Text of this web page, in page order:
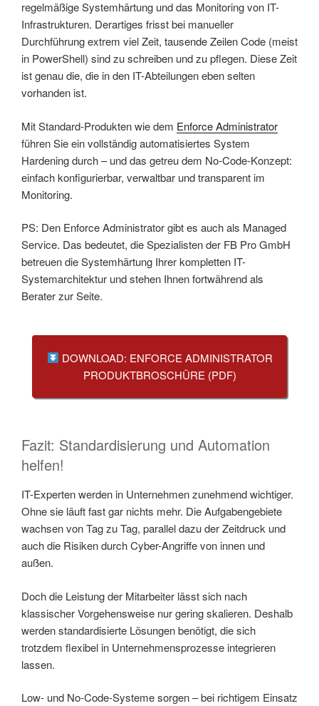
regelmäßige Systemhärtung und das Monitoring von IT-
Infrastrukturen. Derartiges frisst bei manueller
Durchführung extrem viel Zeit, tausende Zeilen Code (meist
in PowerShell) sind zu schreiben und zu pflegen. Diese Zeit
ist genau die, die in den IT-Abteilungen eben selten
vorhanden ist.
Mit Standard-Produkten wie dem Enforce Administrator
führen Sie ein vollständig automatisiertes System
Hardening durch – und das getreu dem No-Code-Konzept:
einfach konfigurierbar, verwaltbar und transparent im
Monitoring.
PS: Den Enforce Administrator gibt es auch als Managed
Service. Das bedeutet, die Spezialisten der FB Pro GmbH
betreuen die Systemhärtung Ihrer kompletten IT-
Systemarchitektur und stehen Ihnen fortwährend als
Berater zur Seite.
DOWNLOAD: ENFORCE ADMINISTRATOR
PRODUKTBROSCHÜRE (PDF)
Fazit: Standardisierung und Automation
helfen!
IT-Experten werden in Unternehmen zunehmend wichtiger.
Ohne sie läuft fast gar nichts mehr. Die Aufgabengebiete
wachsen von Tag zu Tag, parallel dazu der Zeitdruck und
auch die Risiken durch Cyber-Angriffe von innen und
außen.
Doch die Leistung der Mitarbeiter lässt sich nach
klassischer Vorgehensweise nur gering skalieren. Deshalb
werden standardisierte Lösungen benötigt, die sich
trotzdem flexibel in Unternehmensprozesse integrieren
lassen.
Low- und No-Code-Systeme sorgen – bei richtigem Einsatz